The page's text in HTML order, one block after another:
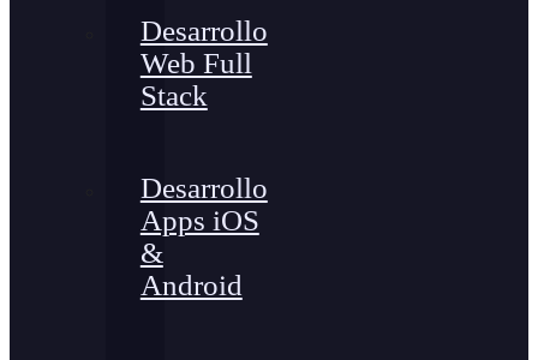
Desarrollo
Web Full
Stack
Desarrollo
Apps iOS
&
Android